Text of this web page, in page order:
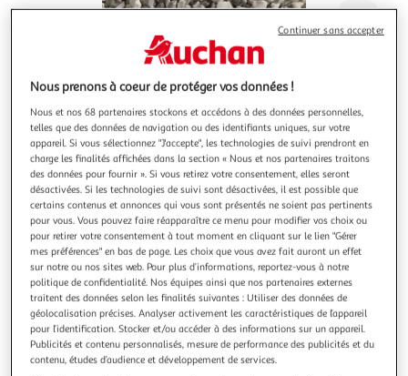
d'aide
à
Gravier marbre ice blue 8-16 mm 20 kg
Vendu parAuchan
Choisir un magasin
Retrait 1h en magasin
Paiement en ligne ·Service offert
Nous prenons à coeur de protéger vos données !
Nous et nos 68 partenaires stockons et accédons à des données personnelles,
telles que des données de navigation ou des identifiants uniques, sur votre
appareil. Si vous sélectionnez "J'accepte", les technologies de suivi prendront en
charge les finalités affichées dans la section « Nous et nos partenaires traitons
des données pour fournir ». Si vous retirez votre consentement, elles seront
désactivées. Si les technologies de suivi sont désactivées, il est possible que
certains contenus et annonces qui vous sont présentés ne soient pas pertinents
pour vous. Vous pouvez faire réapparaître ce menu pour modifier vos choix ou
pour retirer votre consentement à tout moment en cliquant sur le lien "Gérer
mes préférences" en bas de page. Les choix que vous avez fait auront un effet
sur notre ou nos sites web. Pour plus d’informations, reportez-vous à notre
politique de confidentialité. Nos équipes ainsi que nos partenaires externes
traitent des données selon les finalités suivantes : Utiliser des données de
géolocalisation précises. Analyser activement les caractéristiques de l’appareil
pour l’identification. Stocker et/ou accéder à des informations sur un appareil.
Publicités et contenu personnalisés, mesure de performance des publicités et du
contenu, études d’audience et développement de services.
Continuer sans accepter